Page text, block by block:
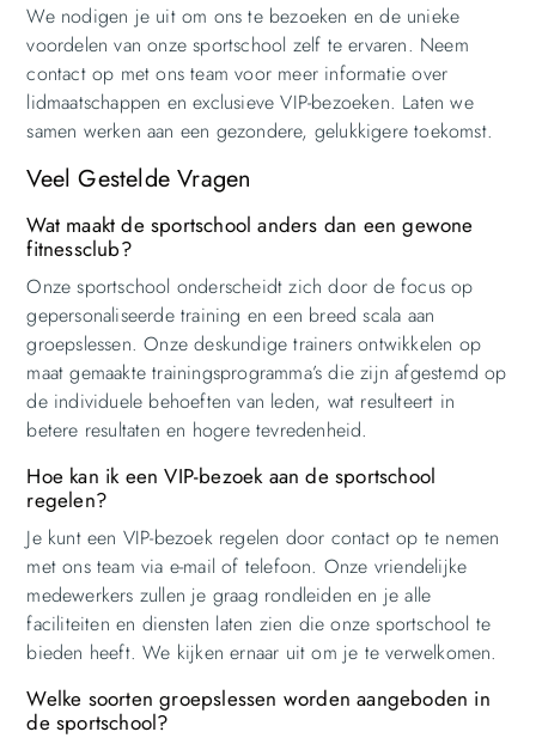
We nodigen je uit om ons te bezoeken en de unieke
voordelen van onze sportschool zelf te ervaren. Neem
contact op met ons team voor meer informatie over
lidmaatschappen en exclusieve VIP-bezoeken. Laten we
samen werken aan een gezondere, gelukkigere toekomst.
Veel Gestelde Vragen
Wat maakt de sportschool anders dan een gewone
fitnessclub?
Onze sportschool onderscheidt zich door de focus op
gepersonaliseerde training en een breed scala aan
groepslessen. Onze deskundige trainers ontwikkelen op
maat gemaakte trainingsprogramma’s die zijn afgestemd op
de individuele behoeften van leden, wat resulteert in
betere resultaten en hogere tevredenheid.
Hoe kan ik een VIP-bezoek aan de sportschool
regelen?
Je kunt een VIP-bezoek regelen door contact op te nemen
met ons team via e-mail of telefoon. Onze vriendelijke
medewerkers zullen je graag rondleiden en je alle
faciliteiten en diensten laten zien die onze sportschool te
bieden heeft. We kijken ernaar uit om je te verwelkomen.
Welke soorten groepslessen worden aangeboden in
de sportschool?